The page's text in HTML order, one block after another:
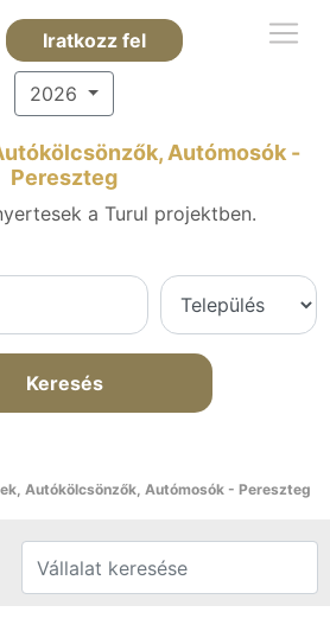
Iratkozz fel
2026
Autómosók -
Pereszteg
a Turul projektben.
Keresés
Autókölcsönzők, Autómosók - Pereszteg